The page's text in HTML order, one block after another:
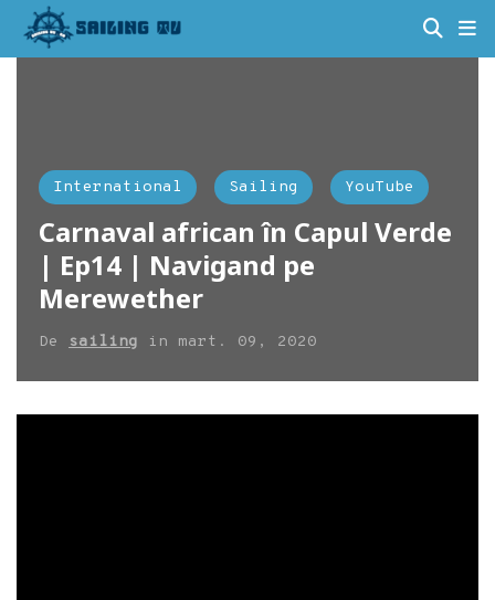
International Sailing YouTube
Carnaval african în Capul Verde
| Ep14 | Navigand pe
Merewether
De sailing in mart. 09, 2020